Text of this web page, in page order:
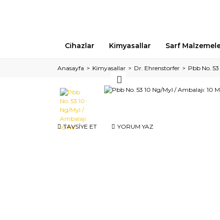
Cihazlar Kimyasallar Sarf
Anasayfa Kimyasallar Dr. Ehrenstorfer Pbb No.
TAVSİYE ET YORUM YAZ